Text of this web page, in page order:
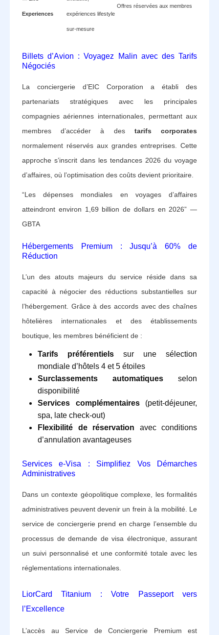
Experiences expériences lifestyle
sur-mesure
Offres réservées aux membres
Billets d’Avion : Voyagez Malin avec des Tarifs
Négociés
La conciergerie d’EIC Corporation a établi des
partenariats stratégiques avec les principales
compagnies aériennes internationales, permettant aux
membres d’accéder à des tarifs corporates
normalement réservés aux grandes entreprises. Cette
approche s’inscrit dans les tendances 2026 du voyage
d’affaires, où l’optimisation des coûts devient prioritaire.
“Les dépenses mondiales en voyages d’affaires
atteindront environ 1,69 billion de dollars en 2026” —
GBTA
Hébergements Premium : Jusqu’à 60% de
Réduction
L’un des atouts majeurs du service réside dans sa
capacité à négocier des réductions substantielles sur
l’hébergement. Grâce à des accords avec des chaînes
hôtelières internationales et des établissements
boutique, les membres bénéficient de :
Tarifs préférentiels sur une sélection
mondiale d’hôtels 4 et 5 étoiles
Surclassements automatiques selon
disponibilité
Services complémentaires(petit-déjeuner,
spa, late check-out)
Flexibilité de réservation avec conditions
d’annulation avantageuses
Services e-Visa : Simplifiez Vos Démarches
Administratives
Dans un contexte géopolitique complexe, les formalités
administratives peuvent devenir un frein à la mobilité. Le
service de conciergerie prend en charge l’ensemble du
processus de demande de visa électronique, assurant
un suivi personnalisé et une conformité totale avec les
réglementations internationales.
LiorCard Titanium : Votre Passeport vers
l’Excellence
L’accès au Service de Conciergerie Premium est